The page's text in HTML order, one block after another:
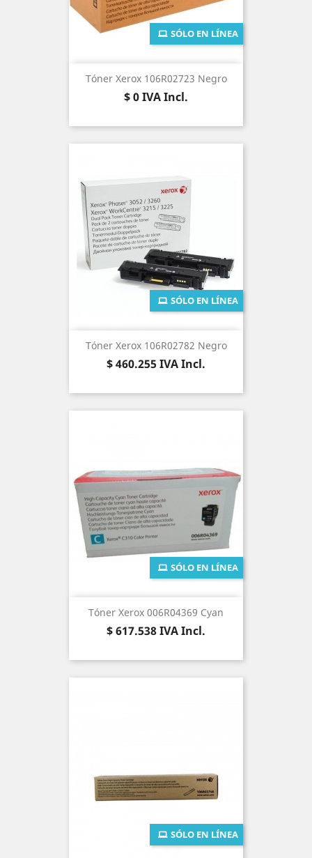
Tóner Xerox 106R02723 Negro
Precio
$ 0IVA Incl.
SÓLO EN LÍNEA
Tóner Xerox 106R02782 Negro
Precio
$ 460.255IVA Incl.
SÓLO EN LÍNEA
Tóner Xerox 006R04369 Cyan
Precio
$ 617.538IVA Incl.
SÓLO EN LÍNEA
SÓLO EN LÍNEA